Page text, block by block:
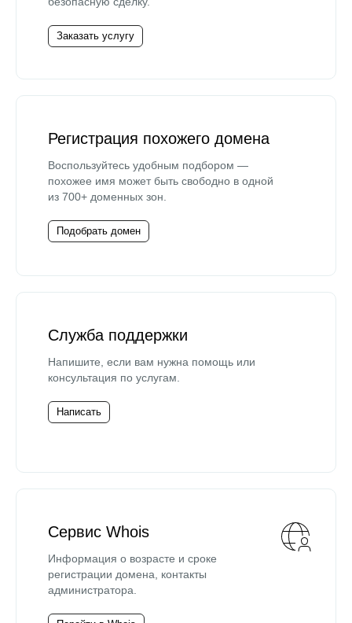
Заказать услугу
Регистрация похожего домена
Воспользуйтесь удобным подбором —
похожее имя может быть свободно в одной
из 700+ доменных зон.
Подобрать домен
Служба поддержки
Напишите, если вам нужна помощь или
консультация по услугам.
Написать
Сервис Whois
Информация о возрасте и сроке
регистрации домена, контакты
администратора.